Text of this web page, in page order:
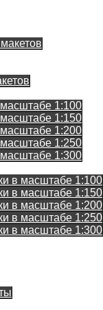
1:100
1:150
1:200
1:250
1:300
в масштабе 1:100
в масштабе 1:150
в масштабе 1:200
в масштабе 1:250
в масштабе 1:300